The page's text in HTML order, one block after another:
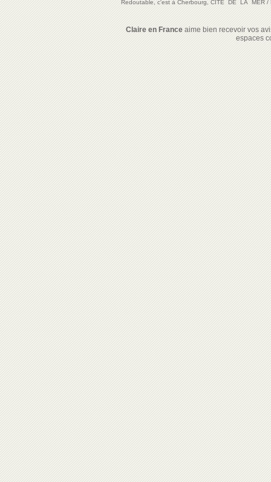
Redoutable, c'est à Cherbourg, CITE DE LA MER/
Claire en Franceaime bien recevoir vos
espaces